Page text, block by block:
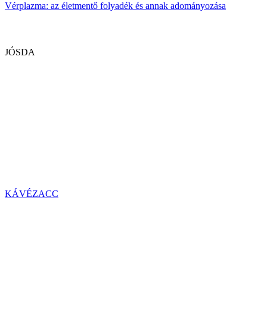
Vérplazma: az életmentő folyadék és annak adományozása
JÓSDA
KÁVÉZACC